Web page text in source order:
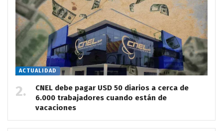
ACTUALIDAD
CNEL debe pagar USD 50 diarios a cerca de
6.000 trabajadores cuando están de
vacaciones